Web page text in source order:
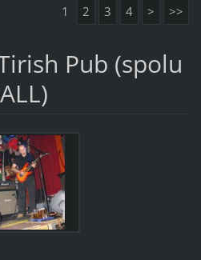
1 2 3 4 > >>
Pub (spolu